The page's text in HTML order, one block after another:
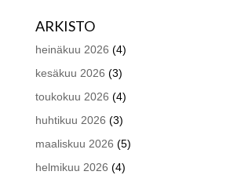
ARKISTO
heinäkuu 2026 (4)
kesäkuu 2026 (3)
toukokuu 2026 (4)
huhtikuu 2026 (3)
maaliskuu 2026 (5)
helmikuu 2026 (4)